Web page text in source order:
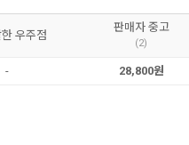
우주점
판매자 중고
(2)
- 28,800원